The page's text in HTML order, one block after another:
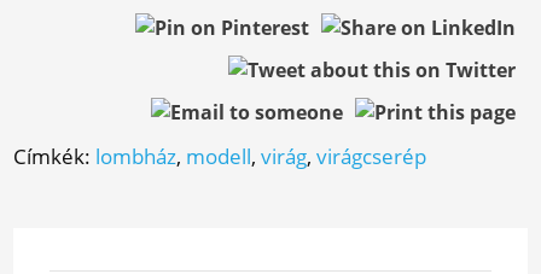
Címkék: lombház, modell,virág,virágcserép